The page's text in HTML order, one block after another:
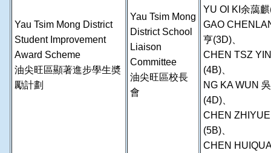
Yau Tsim Mong District
Student Improvement
Award Scheme
油尖旺區顯著進步學生奬
勵計劃
Yau Tsim Mong
District School
Liaison
Committee
油尖旺區校長
會
YU OI KI余藹
GAO
亨(3D)、
CHEN TSZ
(4B)、
NG KA WUN
(4D)、
CHEN
(5B)、
CHEN